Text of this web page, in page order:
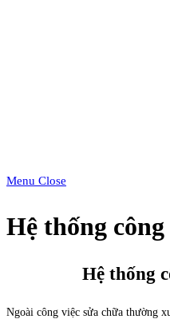
Menu Close
Hệ thống
Hệ thống
Ngoài công việc sửa chữa thường